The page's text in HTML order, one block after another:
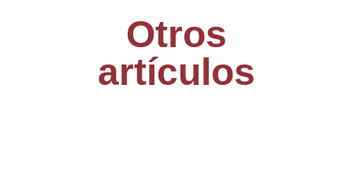
Otros
artículos